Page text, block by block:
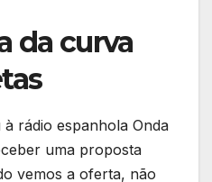
da curva
rádio espanhola Onda
uma proposta
vemos a oferta, não